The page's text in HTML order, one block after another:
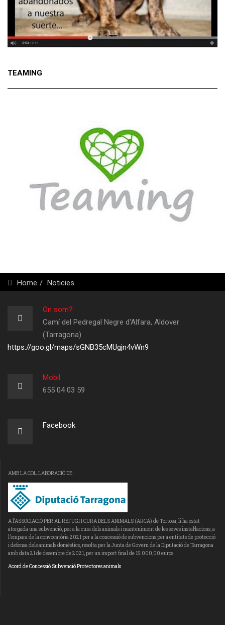
TEAMING
Home Noticies
On som?
Camí del Pedregal Negre d'Alfara, Aldover
(Tarragona)
https://goo.gl/maps/sGNB35cMUgjn4vWn9
Mobil
655 04 03 59
Facebook
AMB LA COL.LABORACIÓ DE:
A l’ASSOCIACIÓ PER AL REFUGI I CURA DELS ANIMALS (ARCA) de Tortosa, li ha estat
atorgada una subvenció, per a la cura dels animals i manteniment de les seves instal·lacions, a
l’empara de la convocatòria 2021 per a la concessió de subvencions per a entitats de protecció
i defensa dels animals domèstics, resolta per la Junta de Govern de la Diputació de Tarragona
amb data 21 de desembre de 2021, per un import final de 15.000,00 euros.
Acord de Concessió Subvenció Protectores animals